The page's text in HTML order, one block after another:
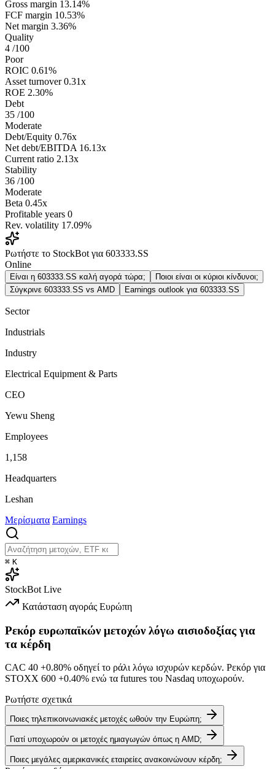
Gross margin 13.14%
FCF margin 10.53%
Net margin 3.36%
Quality
4 /100
Poor
ROIC 0.61%
Asset turnover 0.31x
ROE 2.30%
Debt
35 /100
Moderate
Debt/Equity 0.76x
Net debt/EBITDA 16.13x
Current ratio 2.13x
Stability
36 /100
Moderate
Beta 0.45x
Profitable years 0
Rev. volatility 17.09%
Ρωτήστε το StockBot για 603333.SS
Online
Είναι η 603333.SS καλή αγορά τώρα;
Ποιοι είναι οι κύριοι κίνδυνοι;
Σύγκρινε 603333.SS vs AMD
Earnings outlook για 603333.SS
Sector
Industrials
Industry
Electrical Equipment & Parts
CEO
Yewu Sheng
Employees
1,158
Headquarters
Leshan
Μερίσματα Earnings
⌘ K
StockBot Live
Κατάσταση αγοράς Ευρώπη
Ρεκόρ ευρωπαϊκών μετοχών λόγω αισιοδοξίας για
τα κέρδη
CAC 40 +0.80% οδηγεί το ράλι λόγω ισχυρών κερδών. Ρεκόρ για
STOXX 600 +0.40% ενώ τα futures του Nasdaq υποχωρούν.
Ρωτήστε σχετικά
Ποιες τηλεπικοινωνιακές μετοχές ωθούν την Ευρώπη;
Γιατί υποχωρούν οι μετοχές ημιαγωγών όπως η AMD;
Ποιες μεγάλες αμερικανικές εταιρείες ανακοινώνουν κέρδη;